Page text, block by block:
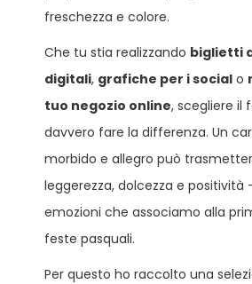
freschezza e colore.
Che tu stia realizzando biglietti
digitali, grafiche per i social o
tuo negozio online, scegliere il
davvero fare la differenza. Un
morbido e allegro può
leggerezza, dolcezza e positività
emozioni che associamo alla
feste pasquali.
Per questo ho raccolto una